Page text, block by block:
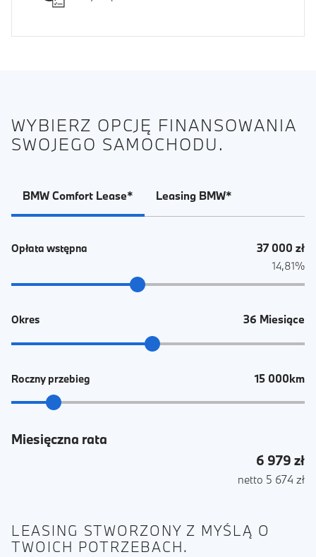
WYBIERZ OPCJĘ FINANSOWANIA
SWOJEGO SAMOCHODU.
BMW Comfort Lease* Leasing BMW*
Opłata wstępna 37 000 zł
14,81%
Okres 36 Miesiące
Roczny przebieg 15 000km
Miesięczna rata
6 979 zł
netto 5 674 zł
LEASING STWORZONY Z MYŚLĄ O
TWOICH POTRZEBACH.